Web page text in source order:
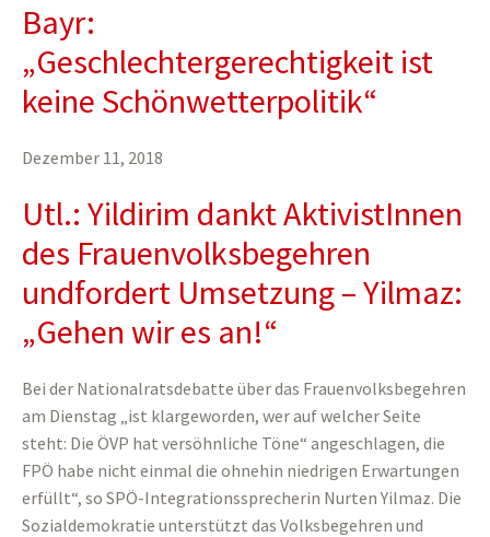
Bayr:
„Geschlechtergerechtigkeit ist
keine Schönwetterpolitik“
Dezember 11, 2018
Utl.: Yildirim dankt AktivistInnen
des Frauenvolksbegehren
undfordert Umsetzung – Yilmaz:
„Gehen wir es an!“
Bei der Nationalratsdebatte über das Frauenvolksbegehren
am Dienstag „ist klargeworden, wer auf welcher Seite
steht: Die ÖVP hat versöhnliche Töne“ angeschlagen, die
FPÖ habe nicht einmal die ohnehin niedrigen Erwartungen
erfüllt“, so SPÖ-Integrationssprecherin Nurten Yilmaz. Die
Sozialdemokratie unterstützt das Volksbegehren und